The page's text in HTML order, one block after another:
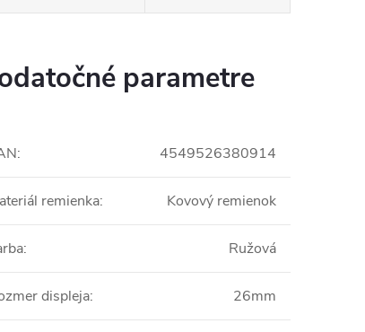
parametre
: 4549526380914
remienka: Kovový remienok
: Ružová
displeja: 26mm